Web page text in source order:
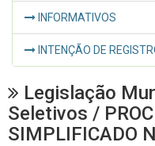
INFORMATIVOS
INTENÇÃO DE
Legislação
Seletivos /
SIMPLIFICADO